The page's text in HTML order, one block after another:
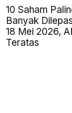
10 Saham
Banyak
18 Mei 2026,
Teratas